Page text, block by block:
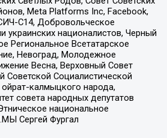
Meta Platforms Inc, Facebook,
С14, Добровольческое
украинских националистов, Черный
Региональное Всетатарское
Невоград, Молодежное
Весна, Верховный Совет
Советской Социалистической
калмыцкого народа,
совета народных депутатов
национальное
Сергей Фургал